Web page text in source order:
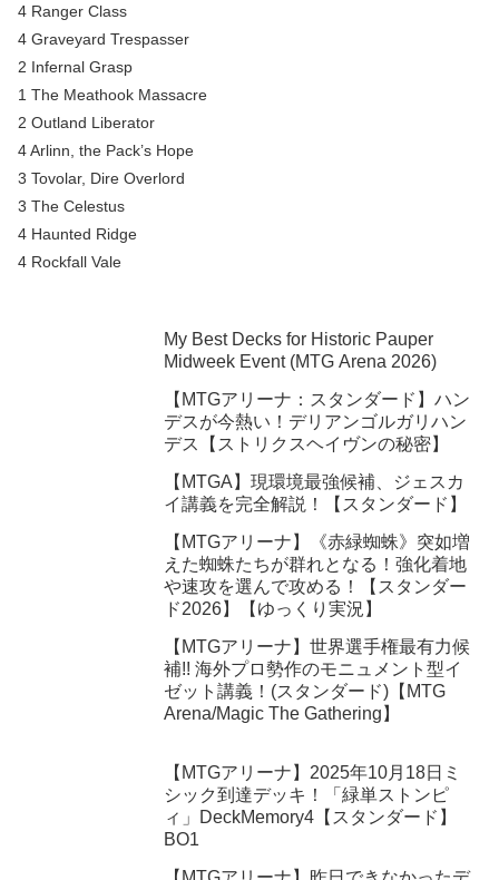
4 Ranger Class
4 Graveyard Trespasser
2 Infernal Grasp
1 The Meathook Massacre
2 Outland Liberator
4 Arlinn, the Pack’s Hope
3 Tovolar, Dire Overlord
3 The Celestus
4 Haunted Ridge
4 Rockfall Vale
My Best Decks for Historic Pauper
Midweek Event (MTG Arena 2026)
【MTGアリーナ：スタンダード】ハン
デスが今熱い！デリアンゴルガリハン
デス【ストリクスヘイヴンの秘密】
【MTGA】現環境最強候補、ジェスカ
イ講義を完全解説！【スタンダード】
【MTGアリーナ】《赤緑蜘蛛》突如増
えた蜘蛛たちが群れとなる！強化着地
や速攻を選んで攻める！【スタンダー
ド2026】【ゆっくり実況】
【MTGアリーナ】世界選手権最有力候
補!! 海外プロ勢作のモニュメント型イ
ゼット講義！(スタンダード)【MTG
Arena/Magic The Gathering】
【MTGアリーナ】2025年10月18日ミ
シック到達デッキ！「緑単ストンピ
ィ」DeckMemory4【スタンダード】
BO1